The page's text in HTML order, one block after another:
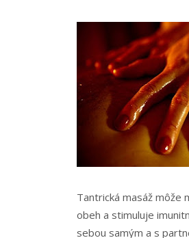
Tantrická masáž môže
obeh a stimuluje
sebou samým a s